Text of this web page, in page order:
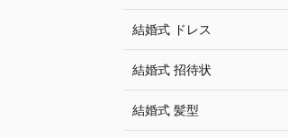
結婚式 ドレス
結婚式 招待状
結婚式 髪型